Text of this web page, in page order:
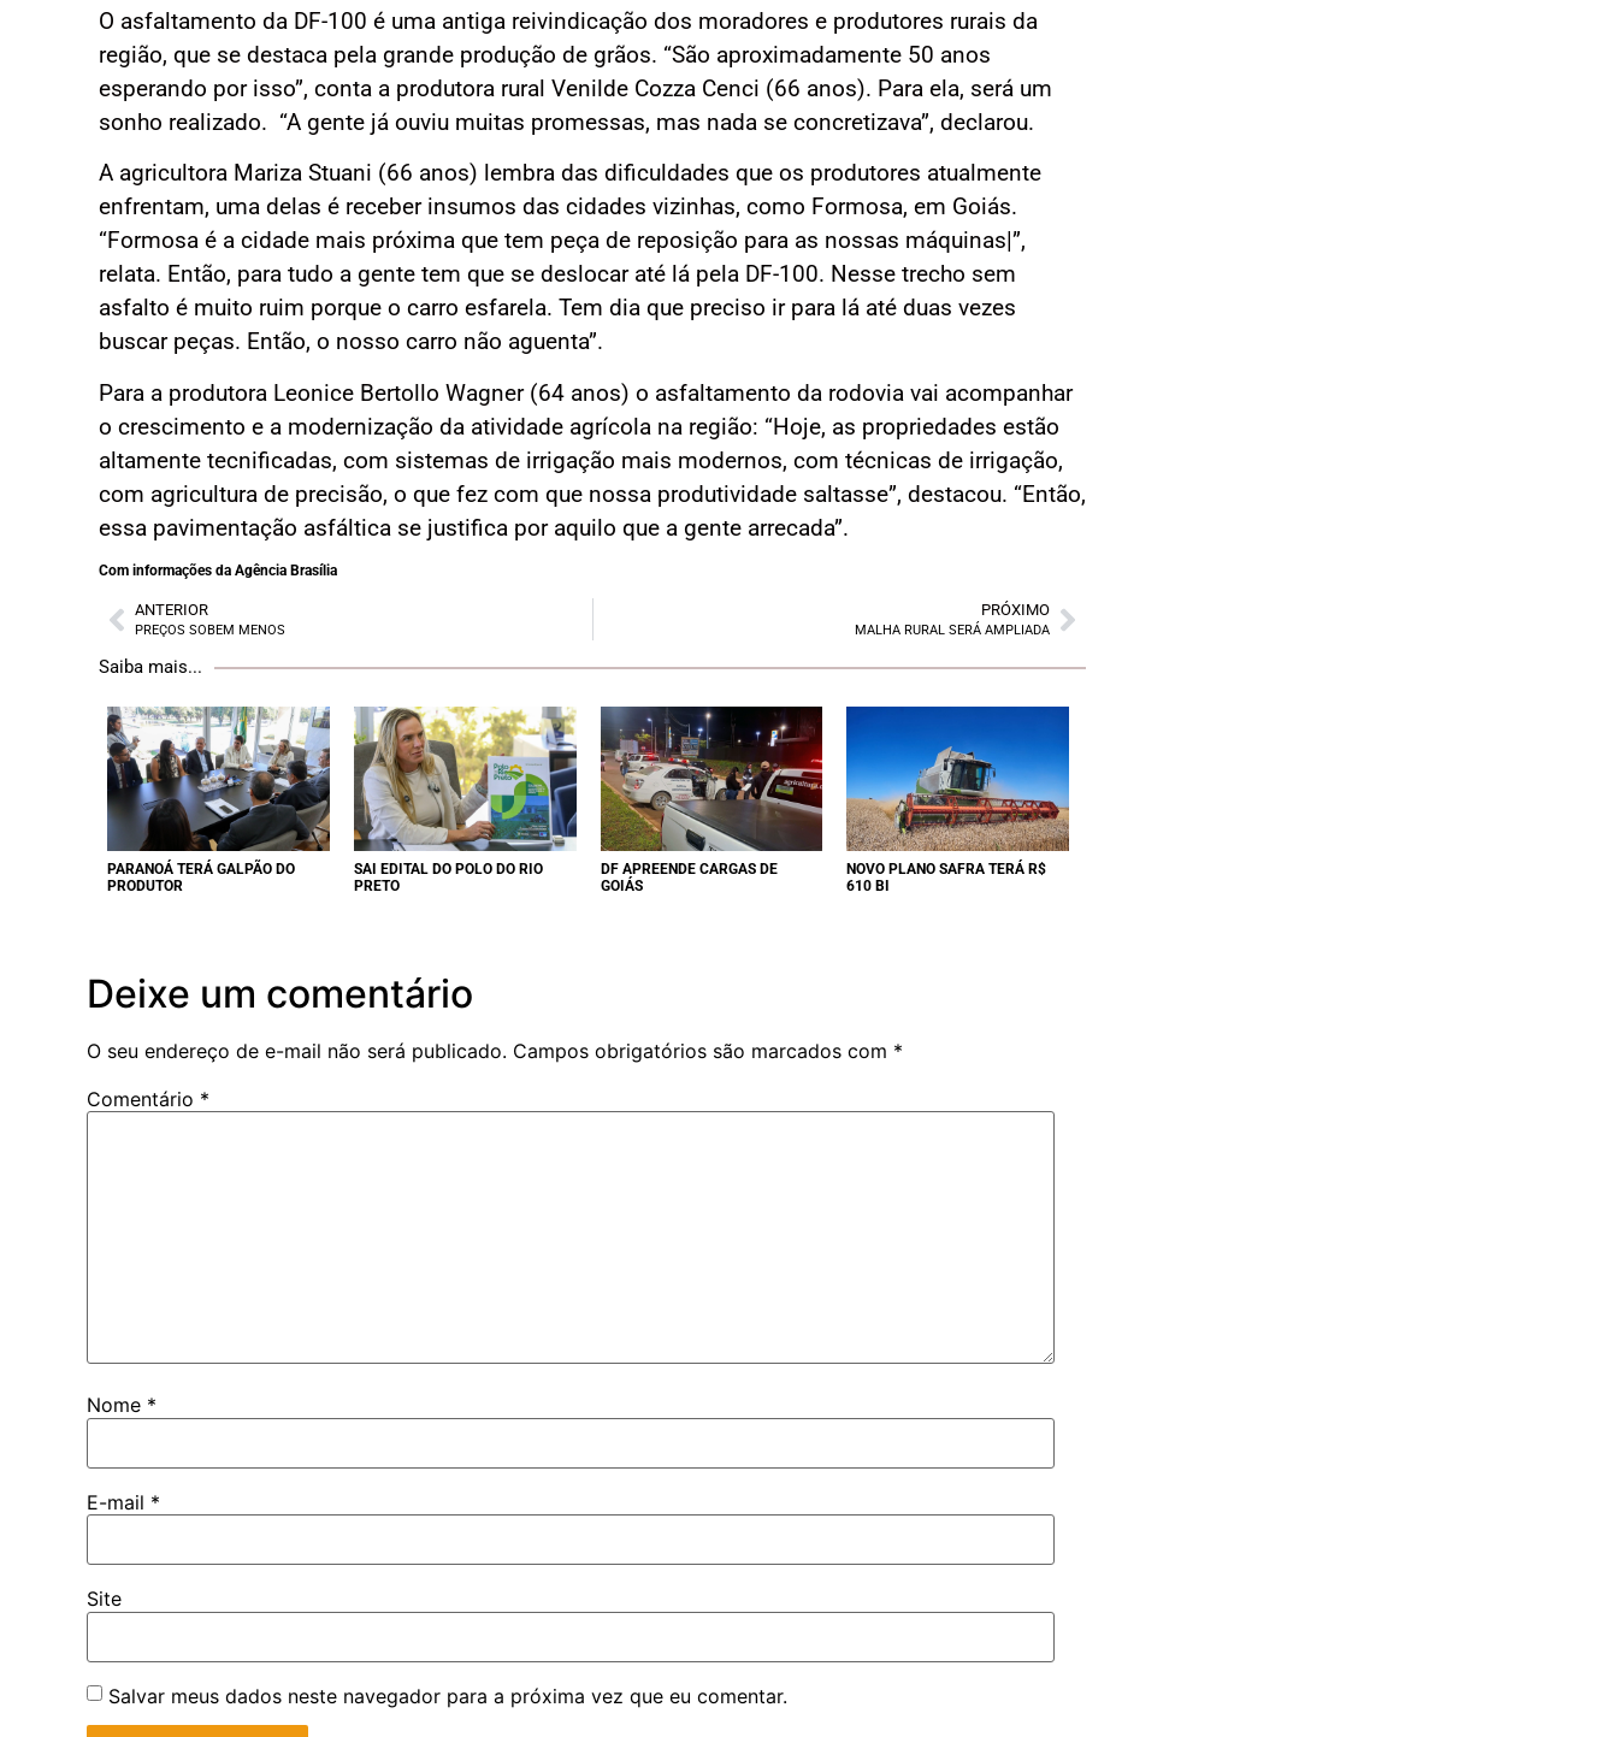
O asfaltamento da DF-100 é uma antiga reivindicação dos moradores e produtores rurais da
região, que se destaca pela grande produção de grãos. “São aproximadamente 50 anos
esperando por isso”, conta a produtora rural Venilde Cozza Cenci (66 anos). Para ela, será um
sonho realizado. “A gente já ouviu muitas promessas, mas nada se concretizava”, declarou.
A agricultora Mariza Stuani (66 anos) lembra das dificuldades que os produtores atualmente
enfrentam, uma delas é receber insumos das cidades vizinhas, como Formosa, em Goiás.
“Formosa é a cidade mais próxima que tem peça de reposição para as nossas máquinas|”,
relata. Então, para tudo a gente tem que se deslocar até lá pela DF-100. Nesse trecho sem
asfalto é muito ruim porque o carro esfarela. Tem dia que preciso ir para lá até duas vezes
buscar peças. Então, o nosso carro não aguenta”.
Para a produtora Leonice Bertollo Wagner (64 anos) o asfaltamento da rodovia vai acompanhar
o crescimento e a modernização da atividade agrícola na região: “Hoje, as propriedades estão
altamente tecnificadas, com sistemas de irrigação mais modernos, com técnicas de irrigação,
com agricultura de precisão, o que fez com que nossa produtividade saltasse”, destacou. “Então,
essa pavimentação asfáltica se justifica por aquilo que a gente arrecada”.
Com informações da Agência Brasília
ANTERIOR
PREÇOS SOBEM MENOS
PRÓXIMO
MALHA RURAL SERÁ AMPLIADA
Saiba mais...
PARANOÁ TERÁ GALPÃO DO
PRODUTOR
SAI EDITAL DO POLO DO RIO
PRETO
DF APREENDE CARGAS DE
GOIÁS
NOVO PLANO SAFRA TERÁ R$
610 BI
Deixe um comentário
O seu endereço de e-mail não será publicado. Campos obrigatórios são marcados com *
Comentário *
Nome *
E-mail *
Site
Salvar meus dados neste navegador para a próxima vez que eu comentar.